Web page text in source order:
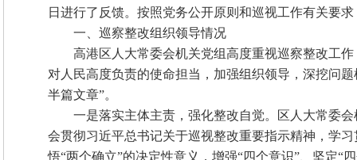
日进行了反馈。按照党务公开原则和巡视工作有关要
一、巡察整改组织领导情况
高港区人大常委会机关党组高度重视巡察整改工
对人民高度负责的使命担当，加强组织领导，深挖问
半篇文章”。
一是落实主体主责，强化整改自觉。区人大常委
会贯彻习近平总书记关于巡视整改重要指示精神，学
悟“两个确立”的决定性意义，增强“四个意识”、坚定“